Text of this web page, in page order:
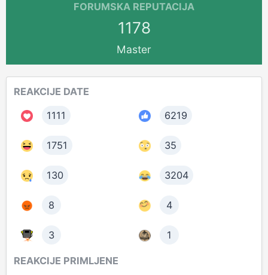
FORUMSKA REPUTACIJA
1178
Master
REAKCIJE DATE
1111
6219
1751 35
130 3204
8 4
3 1
REAKCIJE PRIMLJENE